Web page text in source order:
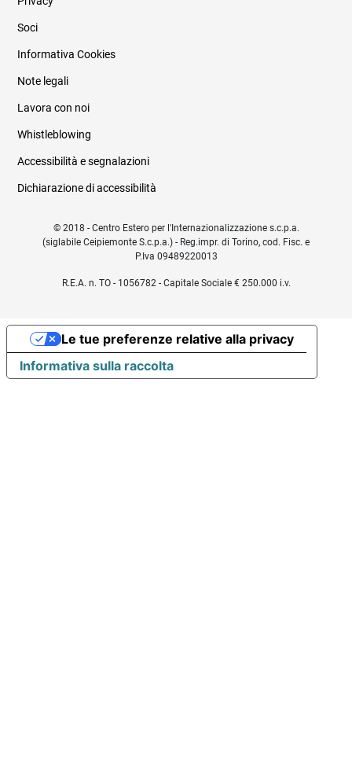
Soci
Informativa Cookies
Note legali
Lavora con noi
Whistleblowing
Accessibilità e segnalazioni
Dichiarazione di accessibilità
© 2018 - Centro Estero per l'Internazionalizzazione s.c.p.a.
(siglabile Ceipiemonte S.c.p.a.) - Reg.impr. di Torino, cod. Fisc. e
P.Iva 09489220013
R.E.A. n. TO - 1056782 - Capitale Sociale € 250.000 i.v.
Informativa sulla raccolta
Le tue preferenze relative alla privacy